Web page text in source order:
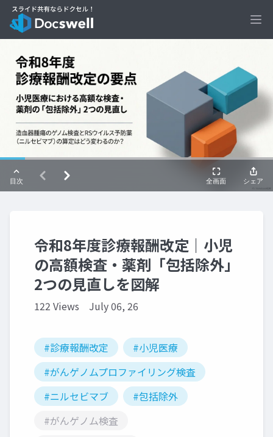
令和8年度診療報酬改定｜小児
の高額検査・薬剤「包括除外」
2つの見直しを図解
122 Views July 06, 26
#診療報酬改定
#小児医療
#がんゲノムプロファイリング検査
#ニルセビマブ
#包括除外
#がんゲノム検査